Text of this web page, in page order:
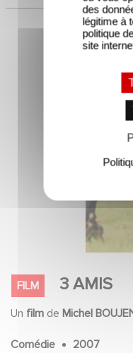
FILM 3 AMIS
Un film de Michel
Comédie
2007